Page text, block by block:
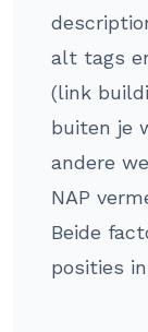
alt tags
(link
buiten je
andere
NAP
Beide
posities